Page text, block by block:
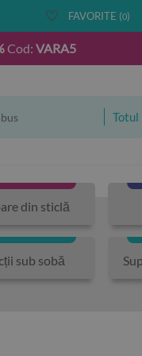
FAVORITE (0)
Cod: VARA5
Totul
din sticlă
sub sobă